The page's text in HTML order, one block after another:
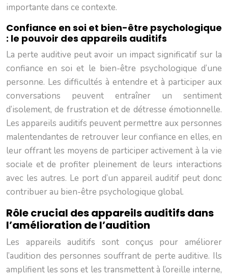
importante dans ce contexte.
Confiance en soi et bien-être psychologique
: le pouvoir des appareils auditifs
La perte auditive peut avoir un impact significatif sur la
confiance en soi et le bien-être psychologique d’une
personne. Les difficultés à entendre et à participer aux
conversations peuvent entraîner un sentiment
d’isolement, de frustration et de détresse émotionnelle.
Les appareils auditifs peuvent permettre aux personnes
malentendantes de retrouver leur confiance en elles, en
leur offrant les moyens de participer activement à la vie
sociale et de profiter pleinement de leurs interactions
avec les autres. Le port d’un appareil auditif peut donc
contribuer au bien-être psychologique global.
Rôle crucial des appareils auditifs dans
l’amélioration de l’audition
Les appareils auditifs sont conçus pour améliorer
l’audition des personnes souffrant de perte auditive. Ils
amplifient les sons et les transmettent à l’oreille interne,